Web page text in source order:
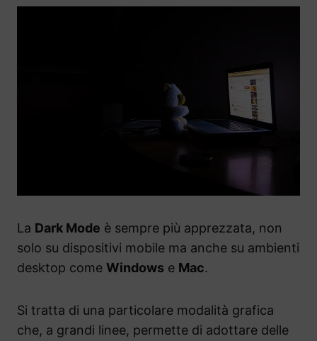
La Dark Mode è sempre più apprezzata, non
solo su dispositivi mobile ma anche su ambienti
desktop come Windows e Mac.
Si tratta di una particolare modalità grafica
che, a grandi linee, permette di adottare delle